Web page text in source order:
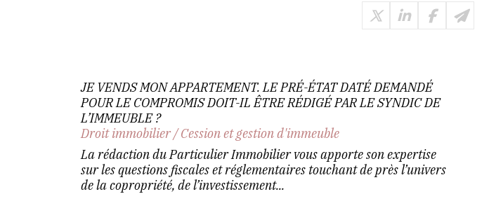
JE VENDS MON APPARTEMENT. LE PRÉ-ÉTAT DATÉ DEMANDÉ
POUR LE COMPROMIS DOIT-IL ÊTRE RÉDIGÉ PAR LE SYNDIC DE
L’IMMEUBLE ?
Droit immobilier/Cession et gestion d'immeuble
La rédaction du Particulier Immobilier vous apporte son expertise
sur les questions fiscales et réglementaires touchant de près l’univers
de la copropriété, de l’investissement...